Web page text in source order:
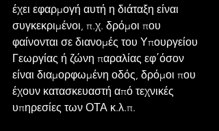
έχει εφαρμογή αυτή η διάταξη είναι
συγκεκριμένοι, π.χ. δρόμοι που
φαίνονται σε διανομές του Υπουργείου
Γεωργίας ή ζώνη παραλίας εφ΄όσον
είναι διαμορφωμένη οδός, δρόμοι που
έχουν κατασκευαστή από τεχνικές
υπηρεσίες των ΟΤΑ κ.λ.π.